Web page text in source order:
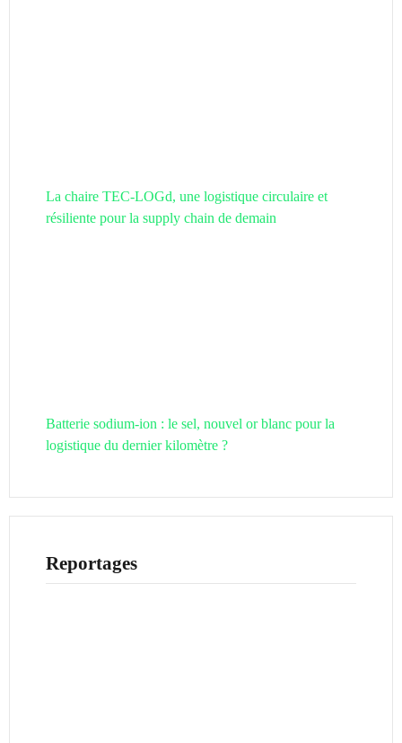
La chaire TEC-LOGd, une logistique circulaire et
résiliente pour la supply chain de demain
Batterie sodium-ion : le sel, nouvel or blanc pour la
logistique du dernier kilomètre ?
Reportages